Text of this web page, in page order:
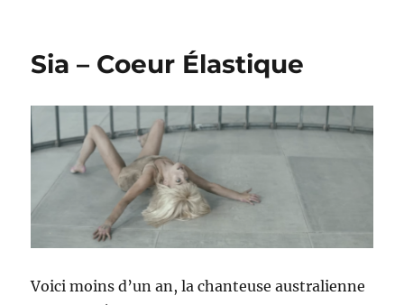
Sia – Coeur Élastique
Voici moins d’un an, la chanteuse australienne